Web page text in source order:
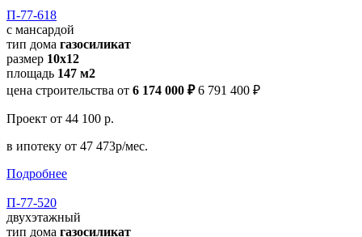
П-77-618
с мансардой
тип дома газосиликат
размер 10x12
площадь 147 м2
цена строительства от 6 174 000 ₽ 6 791 400 ₽
Проект от 44 100 р.
в ипотеку от 47 473р/мес.
Подробнее
П-77-520
двухэтажный
тип дома газосиликат